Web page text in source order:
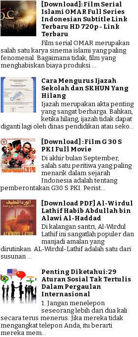
[Download]: Film Serial
Islami OMAR Full Series
Indonesian Subtitle Link
Terbaru HD 720p - Link
Terbaru
Film serial OMAR merupakan
salah satu karya sinema islami yang paling
fenomenal. Bagaimana tidak, film yang
menghabiskan biaya produksi ...
Cara Mengurus Ijazah
Sekolah dan SKHUN Yang
Hilang
Ijazah merupakan akta penting
yang sangat berharga. Bahkan,
ketika hilang, ijazah tidak dapat
diganti lagi oleh dinas pendidikan atau seko...
[Download] : Film G 30 S
PKI Full Movie
Di akhir bulan September,
salah satu peritiwa yang paling
menarik dalam sejarah
Indonesia adalah tentang
pemberontakan G30 S PKI. Perist...
[Download PDF] Al-Wirdul
Lathif Habib Abdullah bin
Alawi Al-Haddad
Di kalangan santri, Al-Wirdul
Lathif ini sangatlah populer dan
manjadi amalan yang
dirutinkan. AL-Wirdul-Lathif adalah satu dari
susunan ...
Penting Diketahui: 29
Aturan Sosial Tak Tertulis
Dalam Pergaulan
Internasional
1. Jangan menelepon
seseorang lebih dari dua kali
secara terus menerus. Jika mereka tidak
mengangkat telepon Anda, itu berarti
mereka mem...